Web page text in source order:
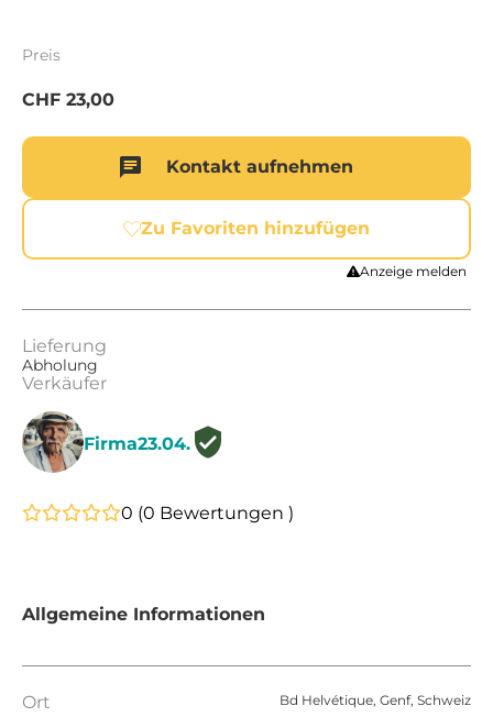
Preis
CHF 23,00
Kontakt aufnehmen
Zu Favoriten hinzufügen
Anzeige melden
Lieferung
Abholung
Verkäufer
Firma23.04.
0 (0 Bewertungen )
Allgemeine Informationen
Ort Bd Helvétique, Genf, Schweiz